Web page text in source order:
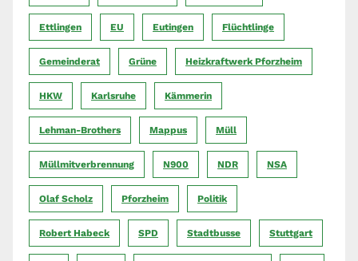
Ettlingen EU Eutingen Flüchtlinge
Gemeinderat Grüne Heizkraftwerk Pforzheim
HKW Karlsruhe Kämmerin
Lehman-Brothers Mappus Müll
Müllmitverbrennung N900 NDR NSA
Olaf Scholz Pforzheim Politik
Robert Habeck SPD Stadtbusse Stuttgart